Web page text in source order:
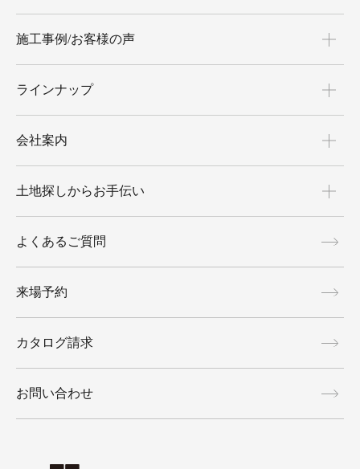
施工事例/お客様の声
ラインナップ
会社案内
土地探しからお手伝い
よくあるご質問
来場予約
カタログ請求
お問い合わせ